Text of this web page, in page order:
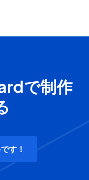
で制作
す！